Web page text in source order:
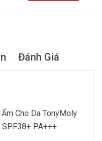
Đánh Giá
Cho Da TonyMoly
PA+++